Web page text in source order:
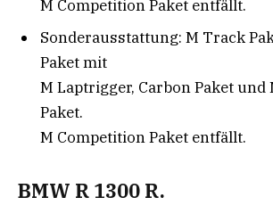
M Competition Paket entfällt.
Sonderausstattung: M Track
Paket mit
M Laptrigger, Carbon Paket und
Paket.
M Competition Paket entfällt.
BMW R 1300 R.